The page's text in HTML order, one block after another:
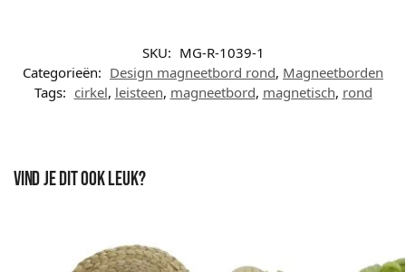
SKU: MG-R-1039-1
Categorieën: Design magneetbord rond, Magneetborden
Tags: cirkel, leisteen, magneetbord, magnetisch, rond
Vind je dit ook leuk?